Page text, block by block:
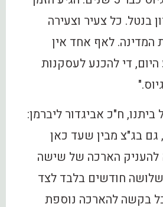
בנטל. כל צעיר וצעירה
המדינה. לאף אחד אין
די להכנע לעסקנות
ח"כ אביגדור ליברמן:
גם בג"צ מבין שעד כאן
הארכה של שישה
חודשים בלבד לצד
בקשה להארכה נוספת